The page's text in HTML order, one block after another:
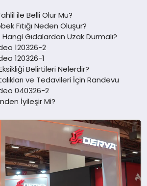
ile Belli Olur Mu?
Fıtığı Neden Oluşur?
Gıdalardan Uzak Durmalı?
120326-2
120326-1
Belirtileri Nelerdir?
ve Tedavileri İçin Randevu
040326-2
İyileşir Mi?